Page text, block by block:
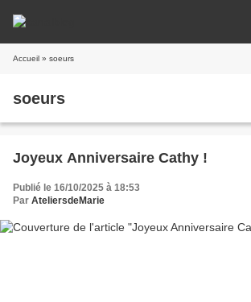
Accueil » soeurs
soeurs
Joyeux Anniversaire Cathy !
Publié le 16/10/2025 à 18:53
Par AteliersdeMarie